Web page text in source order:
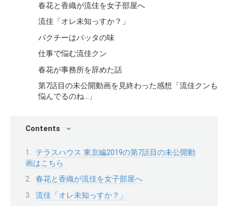
春花と香織が流佳を女子部屋へ
流佳「オレ未知っすか？」
パクチーはバッタの味
仕事で悩む流佳クン
春花が事務所を辞めた話
第7話目の未公開動画を見終わった感想「流佳クンも
悩んでるのね…」
Contents
テラスハウス 東京編2019の第7話目の未公開動
画はこちら
春花と香織が流佳を女子部屋へ
流佳「オレ未知っすか？」